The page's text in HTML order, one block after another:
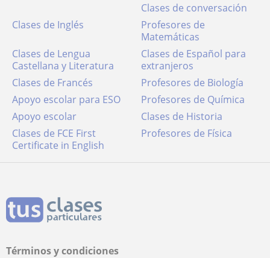
Clases de conversación
Clases de Inglés
Profesores de
Matemáticas
Clases de Lengua
Castellana y Literatura
Clases de Español para
extranjeros
Clases de Francés
Profesores de Biología
Apoyo escolar para ESO
Profesores de Química
Apoyo escolar
Clases de Historia
Clases de FCE First
Certificate in English
Profesores de Física
Términos y condiciones